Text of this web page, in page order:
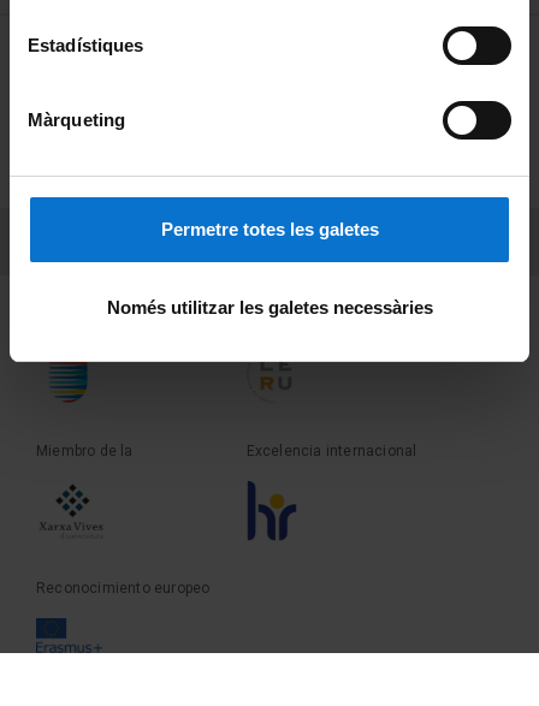
Estadístiques
Màrqueting
Permetre totes les galetes
Només utilitzar les galetes necessàries
MENÚ PEU 1
Privacidad y términos
Sobre UBtv
Fundadora de la Miembro de la
Miembro de la Excelencia internacional
Reconocimiento europeo